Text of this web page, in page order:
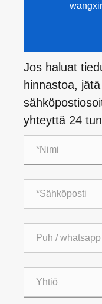
Jos haluat
hinnastoa,
yhteyttä 24